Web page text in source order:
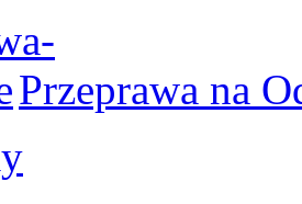
Przeprawa na